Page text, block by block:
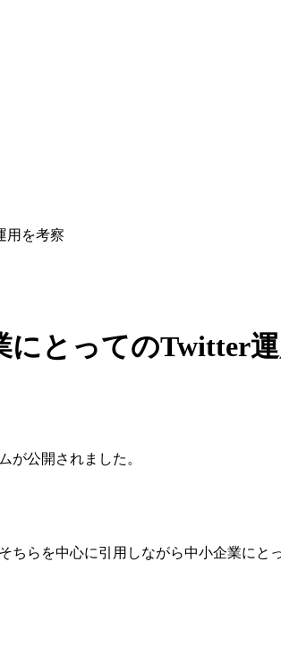
用を考察
とってのTwitter
が公開されました。
らを中心に引用しながら中小企業にと